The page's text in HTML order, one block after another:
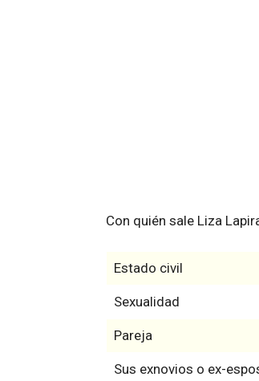
Con quién sale Liza
Estado civil
Sexualidad
Pareja
Sus exnovios o ex-